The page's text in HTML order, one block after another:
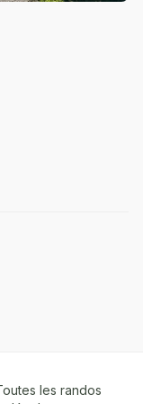
les randos